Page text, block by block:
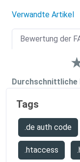
Verwandte Artikel
Bewertung der
Durchschnittliche
Tags
.de auth code
.htaccess